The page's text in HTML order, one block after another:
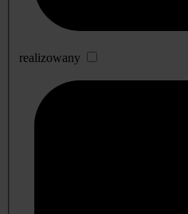
realizowany